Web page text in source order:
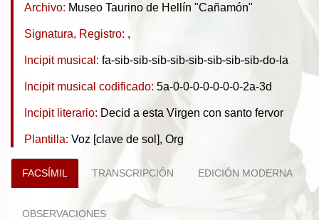
Archivo: Museo Taurino de Hellín "Cañamón"
Signatura, Registro: ,
Incipit musical: fa-sib-sib-sib-sib-sib-sib-sib-sib-do-la
Incipit musical codificado: 5a-0-0-0-0-0-0-0-2a-3d
Incipit literario: Decid a esta Virgen con santo fervor
Plantilla: Voz [clave de sol], Org
FACSÍMIL TRANSCRIPCIÓN EDICIÓN MODERNA
OBSERVACIONES